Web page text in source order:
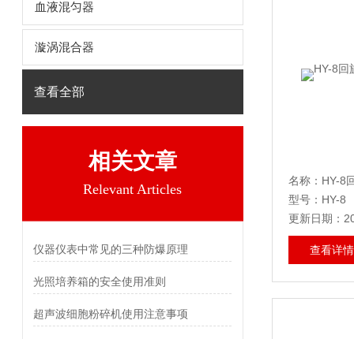
血液混匀器
漩涡混合器
查看全部
相关文章
Relevant Articles
仪器仪表中常见的三种防爆原理
光照培养箱的安全使用准则
超声波细胞粉碎机使用注意事项
名称：HY-8
型号：HY-8
更新日期：
查看详情